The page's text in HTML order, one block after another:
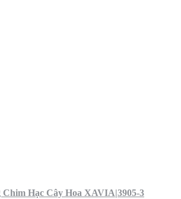
Hạc Cây Hoa XAVIA|3905-3